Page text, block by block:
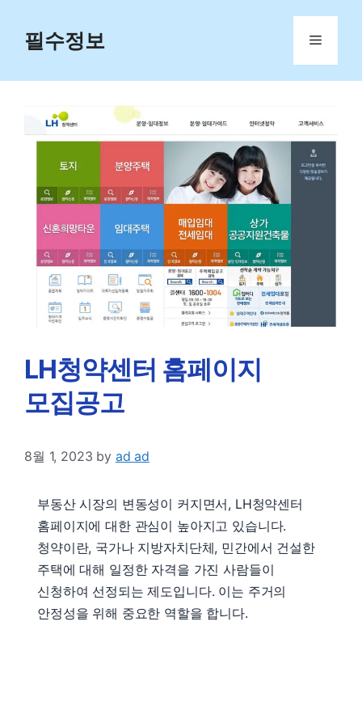
content
필수정보 Menu
LH청약센터 홈페이지
모집공고
8월 1, 2023 by ad ad
부동산 시장의 변동성이 커지면서, LH청약센터
홈페이지에 대한 관심이 높아지고 있습니다.
청약이란, 국가나 지방자치단체, 민간에서 건설한
주택에 대해 일정한 자격을 가진 사람들이
신청하여 선정되는 제도입니다. 이는 주거의
안정성을 위해 중요한 역할을 합니다.